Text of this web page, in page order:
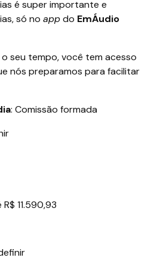
é super importante e
só noappdo EmÁudio
seu tempo, você tem acesso
nós preparamos para facilitar
: Comissão formada
11.590,93